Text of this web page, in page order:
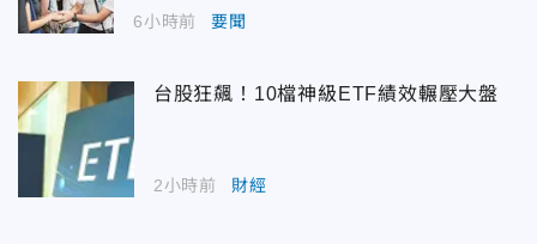
6小時前 要聞
台股狂飆！10檔神級ETF績效輾壓大盤
2小時前 財經